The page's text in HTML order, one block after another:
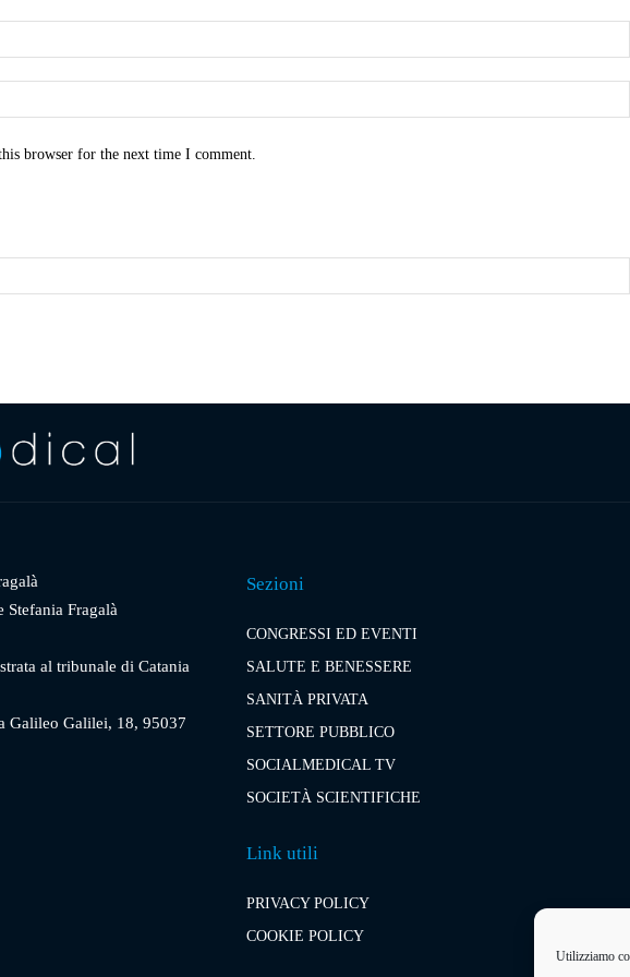
Utilizziamo
browser for the next time I comment.
Stefania Fragalà
al tribunale di Catania
Galileo Galilei, 18, 95037
Sezioni
CONGRESSI ED EVENTI
SALUTE E BENESSERE
SANITÀ PRIVATA
SETTORE PUBBLICO
SOCIALMEDICAL TV
SOCIETÀ SCIENTIFICHE
Link utili
PRIVACY POLICY
COOKIE POLICY